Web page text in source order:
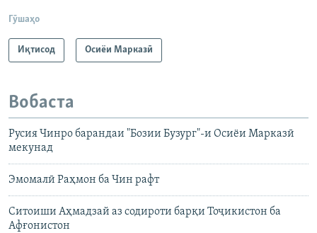
Гӯшаҳо
Иқтисод Осиёи Марказӣ
Вобаста
Русия Чинро барандаи "Бозии Бузург"-и Осиёи Марказӣ
мекунад
Эмомалӣ Раҳмон ба Чин рафт
Ситоиши Аҳмадзай аз содироти барқи Тоҷикистон ба
Афғонистон